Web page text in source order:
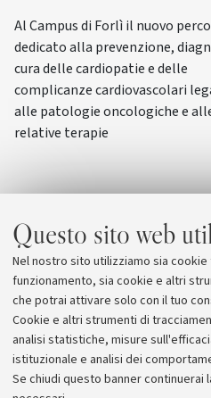
Questo sito web
Nel nostro sito utilizziamo sia
funzionamento, sia cookie e altri
che potrai attivare solo con il tuo
Cookie e altri strumenti di
analisi statistiche, misure
istituzionale e analisi dei
Se chiudi questo banner continuerai
Al Campus di Forlì il nuovo
dedicato alla prevenzione,
cura delle cardiopatie e delle
complicanze cardiovascolari
alle patologie oncologiche e
relative terapie